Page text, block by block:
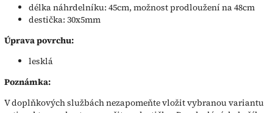
délka náhrdelníku: 45cm, možnost prodloužení na 48cm
destička: 30x5mm
Úprava povrchu:
lesklá
Poznámka:
V doplňkových službách nezapomeňte vložit vybranou variantu